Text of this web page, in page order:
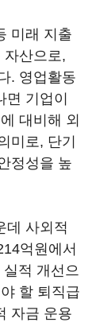
미래 지출
자산으로,
. 영업활동
기업이
대비해 외
미로, 단기
정성을 높
데 사외적
억원에서
적 개선으
할 퇴직급
자금 운용